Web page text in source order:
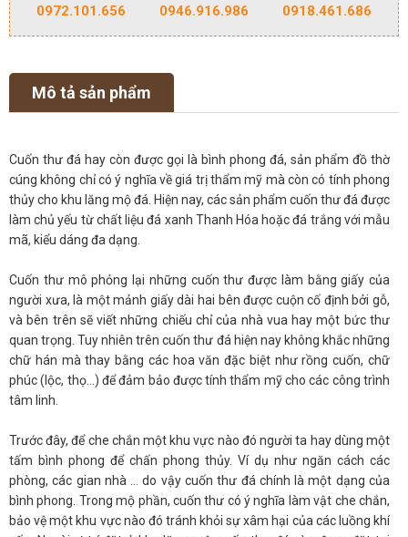
0972.101.656 0946.916.986 0918.461.686
Mô tả sản phẩm
Cuốn thư đá hay còn được gọi là bình phong đá, sản phẩm đồ thờ
cúng không chỉ có ý nghĩa về giá trị thẩm mỹ mà còn có tính phong
thủy cho khu lăng mộ đá. Hiện nay, các sản phẩm cuốn thư đá được
làm chủ yếu từ chất liệu đá xanh Thanh Hóa hoặc đá trắng với mẫu
mã, kiểu dáng đa dạng.
Cuốn thư mô phỏng lại những cuốn thư được làm bằng giấy của
người xưa, là một mảnh giấy dài hai bên được cuộn cố định bởi gỗ,
và bên trên sẽ viết những chiếu chỉ của nhà vua hay một bức thư
quan trọng. Tuy nhiên trên cuốn thư đá hiện nay không khắc những
chữ hán mà thay bằng các hoa văn đặc biệt như rồng cuốn, chữ
phúc (lộc, thọ…) để đảm bảo được tính thẩm mỹ cho các công trình
tâm linh.
Trước đây, để che chắn một khu vực nào đó người ta hay dùng một
tấm bình phong để chấn phong thủy. Ví dụ như ngăn cách các
phòng, các gian nhà … do vậy cuốn thư đá chính là một dạng của
bình phong. Trong mộ phần, cuốn thư có ý nghĩa làm vật che chắn,
bảo vệ một khu vực nào đó tránh khỏi sự xâm hại của các luồng khí